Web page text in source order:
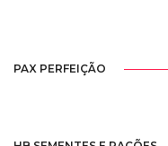
PAX PERFEIÇÃO